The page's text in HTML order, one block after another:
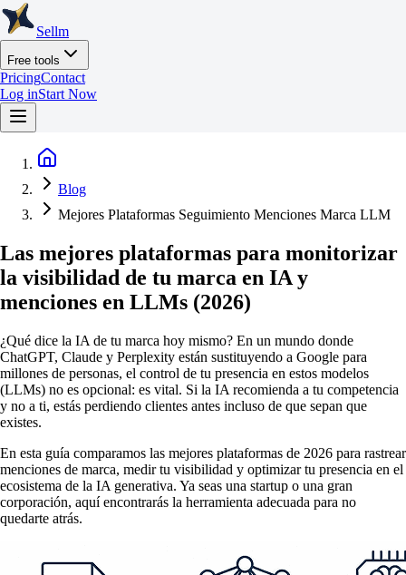
Sellm
Free tools
PricingContact
Log inStart Now
Blog
Mejores Plataformas Seguimiento Menciones Marca LLM
Las mejores plataformas para monitorizar
la visibilidad de tu marca en IA y
menciones en LLMs (2026)
¿Qué dice la IA de tu marca hoy mismo? En un mundo donde
ChatGPT, Claude y Perplexity están sustituyendo a Google para
millones de personas, el control de tu presencia en estos modelos
(LLMs) no es opcional: es vital. Si la IA recomienda a tu competencia
y no a ti, estás perdiendo clientes antes incluso de que sepan que
existes.
En esta guía comparamos las mejores plataformas de 2026 para rastrear
menciones de marca, medir tu visibilidad y optimizar tu presencia en el
ecosistema de la IA generativa. Ya seas una startup o una gran
corporación, aquí encontrarás la herramienta adecuada para no
quedarte atrás.